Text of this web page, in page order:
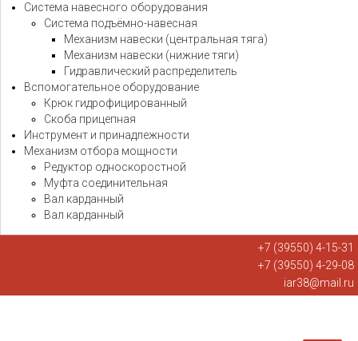
Система навесного оборудования
Система подъёмно-навесная
Механизм навески (центральная тяга)
Механизм навески (нижние тяги)
Гидравлический распределитель
Вспомогательное оборудование
Крюк гидрофицированный
Скоба прицепная
Инструмент и принадлежности
Механизм отбора мощности
Редуктор односкоростной
Муфта соединительная
Вал карданный
Вал карданный
+7 (39550) 4-15-31
+7 (39550) 4-29-08
iar38@mail.ru